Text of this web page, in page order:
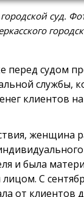
суд.
перед судом
службы,
клиентов
женщина
и была
С
от клиентов